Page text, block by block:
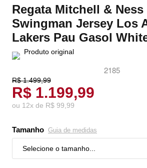
Regata Mitchell & Ness
Swingman Jersey Los
Lakers Pau Gasol
Produto original
2185
R$ 1.499,99
R$ 1.199,99
ou 12x de R$ 99,99
Tamanho Guia de medidas
Selecione o tamanho...